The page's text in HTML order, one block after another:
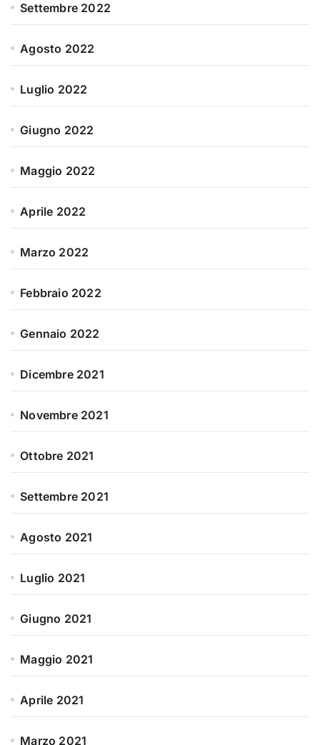
Settembre 2022
Agosto 2022
Luglio 2022
Giugno 2022
Maggio 2022
Aprile 2022
Marzo 2022
Febbraio 2022
Gennaio 2022
Dicembre 2021
Novembre 2021
Ottobre 2021
Settembre 2021
Agosto 2021
Luglio 2021
Giugno 2021
Maggio 2021
Aprile 2021
Marzo 2021